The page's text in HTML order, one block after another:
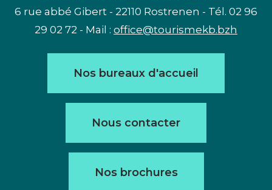
6 rue abbé Gibert - 22110 Rostrenen - Tél. 02 96
29 02 72 - Mail : office@tourismekb.bzh
Nos bureaux d'accueil
Nous contacter
Nos brochures